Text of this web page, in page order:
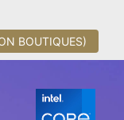
BOUTIQUES)